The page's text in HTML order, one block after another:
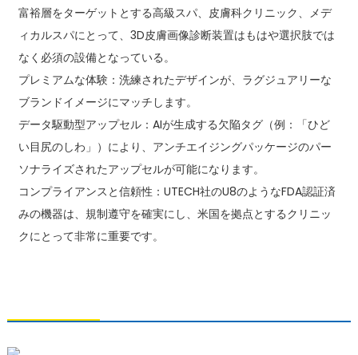
富裕層をターゲットとする高級スパ、皮膚科クリニック、メデ
ィカルスパにとって、3D皮膚画像診断装置はもはや選択肢では
なく必須の設備となっている。
プレミアムな体験：洗練されたデザインが、ラグジュアリーな
ブランドイメージにマッチします。
データ駆動型アップセル：AIが生成する欠陥タグ（例：「ひど
い目尻のしわ」）により、アンチエイジングパッケージのパー
ソナライズされたアップセルが可能になります。
コンプライアンスと信頼性：UTECH社のU8のようなFDA認証済
みの機器は、規制遵守を確実にし、米国を拠点とするクリニッ
クにとって非常に重要です。